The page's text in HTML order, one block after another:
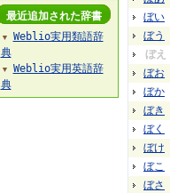
ぼい
ぼう
ぼえ
ぼお
ぼか
ぼき
ぼく
ぼけ
ぼこ
ぼさ
最近追加された辞書
▼
Weblio実用類語辞
典
▼
Weblio実用英語辞
典